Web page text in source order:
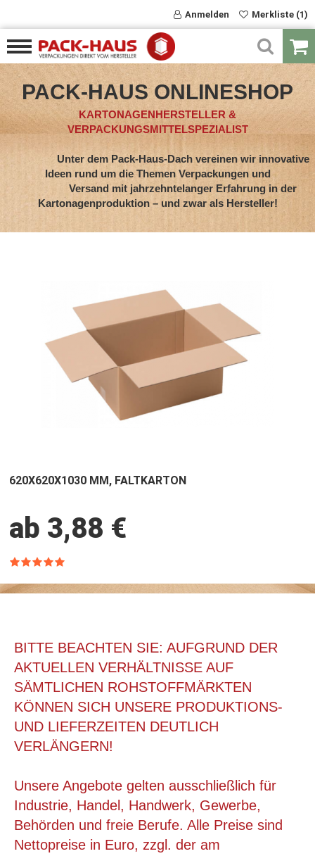
Anmelden Merkliste (1)
PACK-HAUS ONLINESHOP
KARTONAGENHERSTELLER &
VERPACKUNGSMITTELSPEZIALIST
Unter dem Pack-Haus-Dach vereinen wir innovative
Ideen rund um die Themen Verpackungen und
Versand mit jahrzehntelanger Erfahrung in der
Kartonagenproduktion – und zwar als Hersteller!
620X620X1030 MM, FALTKARTON
ab 3,88 €
620X620X1030 MM, FALTKARTON
BITTE BEACHTEN SIE: AUFGRUND DER
AKTUELLEN VERHÄLTNISSE AUF
SÄMTLICHEN ROHSTOFFMÄRKTEN
KÖNNEN SICH UNSERE PRODUKTIONS-
UND LIEFERZEITEN DEUTLICH
VERLÄNGERN!
Unsere Angebote gelten ausschließlich für
Industrie, Handel, Handwerk, Gewerbe,
Behörden und freie Berufe. Alle Preise sind
Nettopreise in Euro, zzgl. der am